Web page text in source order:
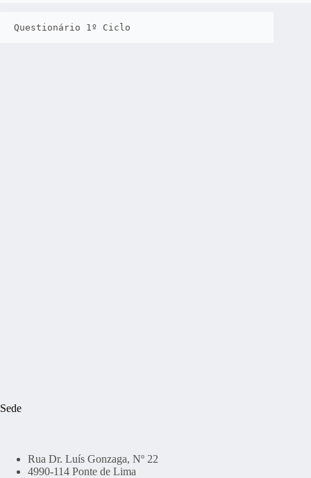
Questionário 1º Ciclo
Sede
Rua Dr. Luís Gonzaga, Nº 22
4990-114 Ponte de Lima